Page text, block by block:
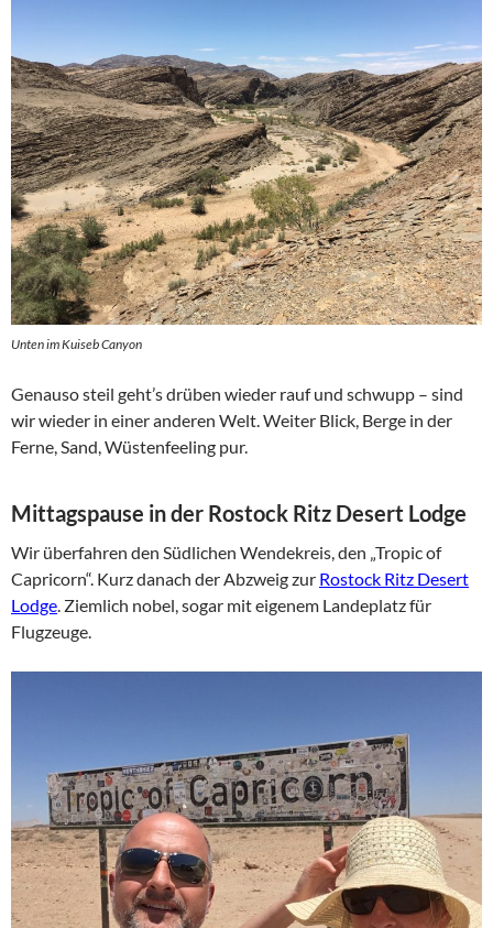
Unten im Kuiseb Canyon
Genauso steil geht’s drüben wieder rauf und schwupp – sind
wir wieder in einer anderen Welt. Weiter Blick, Berge in der
Ferne, Sand, Wüstenfeeling pur.
Mittagspause in der Rostock Ritz Desert Lodge
Wir überfahren den Südlichen Wendekreis, den „Tropic of
Capricorn“. Kurz danach der Abzweig zur Rostock Ritz Desert
Lodge. Ziemlich nobel, sogar mit eigenem Landeplatz für
Flugzeuge.